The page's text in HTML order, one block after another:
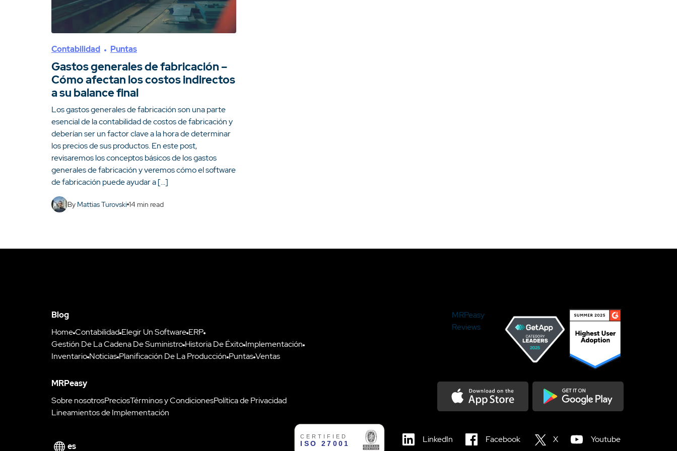
Contabilidad Puntas
Gastos generales de fabricación –
Cómo afectan los costos indirectos
a su balance final
Los gastos generales de fabricación son una parte
esencial de la contabilidad de costos de fabricación y
deberían ser un factor clave a la hora de determinar
los precios de sus productos. En este post,
revisaremos los conceptos básicos de los gastos
generales de fabricación y veremos cómo el software
de fabricación puede ayudar a […]
By Mattias Turovski 14min read
Blog
HomeContabilidad Elegir Un Software ERP
Gestión De La Cadena De Suministro Historia De Éxito Implementación
Inventario Noticias Planificación De La Producción PuntasVentas
MRPeasy
Sobre nosotrosPreciosTérminos y CondicionesPolítica de Privacidad
Lineamientos de Implementación
MRPeasy
Reviews
es
LinkedIn Facebook X Youtube